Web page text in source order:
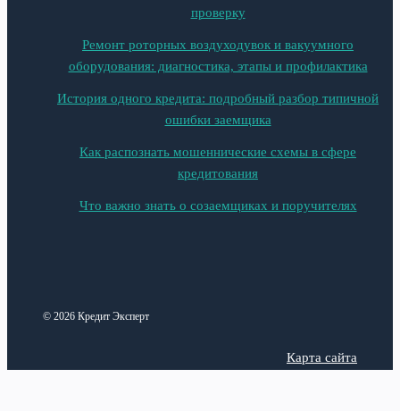
проверку
Ремонт роторных воздуходувок и вакуумного
оборудования: диагностика, этапы и профилактика
История одного кредита: подробный разбор типичной
ошибки заемщика
Как распознать мошеннические схемы в сфере
кредитования
Что важно знать о созаемщиках и поручителях
© 2026 Кредит Эксперт
Карта сайта